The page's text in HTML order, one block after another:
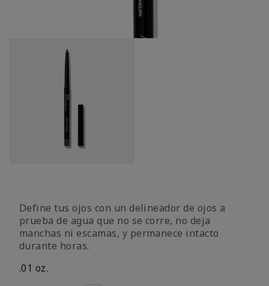
Define tus ojos con un delineador de ojos a
prueba de agua que no se corre, no deja
manchas ni escamas, y permanece intacto
durante horas.
.01 oz.